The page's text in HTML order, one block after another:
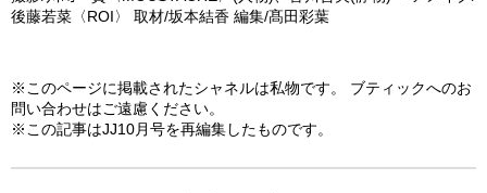
後藤若菜〈ROI〉 取材/坂本結香 編集/髙田彩葉
※このページに掲載されたシャネルは私物です。 ブティックへのお
問い合わせはご遠慮ください。
※この記事はJJ10月号を再編集したものです。